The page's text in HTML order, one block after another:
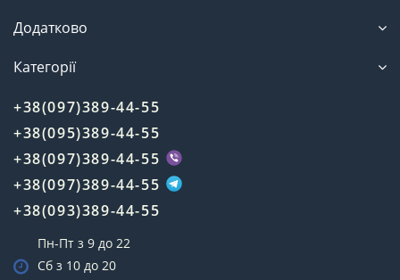
Додатково
Категорії
+38(097)389-44-55
+38(095)389-44-55
+38(097)389-44-55
+38(097)389-44-55
+38(093)389-44-55
Пн-Пт з 9 до 22
Сб з 10 до 20